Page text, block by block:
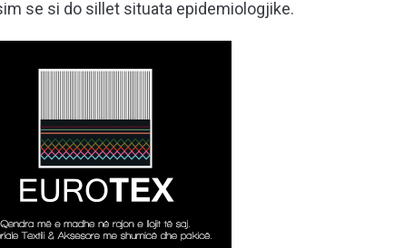
se si do sillet situata epidemiologjike.